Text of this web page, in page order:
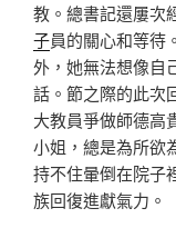
教。總書記還屢次
子員的關心和等待
外，她無法想像自
話。節之際的此次
大教員爭做師德高
小姐，總是為所欲
持不住暈倒在院子
族回復進獻氣力。